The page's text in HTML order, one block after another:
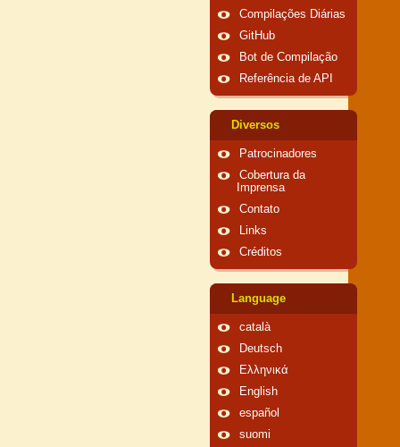
Compilações Diárias
GitHub
Bot de Compilação
Referência de API
Diversos
Patrocinadores
Cobertura da
Imprensa
Contato
Links
Créditos
Language
català
Deutsch
Ελληνικά
English
español
suomi